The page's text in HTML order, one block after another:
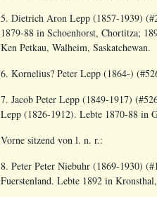
5. Dietrich Aron Lepp (1857-1939)
1879-88 in Schoenhorst, Chortitza;
Ken Petkau, Walheim, Saskatchewan.
6. Kornelius? Peter Lepp (1864-)
7. Jacob Peter Lepp (1849-1917)
Lepp (1826-1912). Lebte 1870-88 in
Vorne sitzend von l. n. r.:
8. Peter Peter Niebuhr (1869-1930)
Fuerstenland. Lebte 1892 in